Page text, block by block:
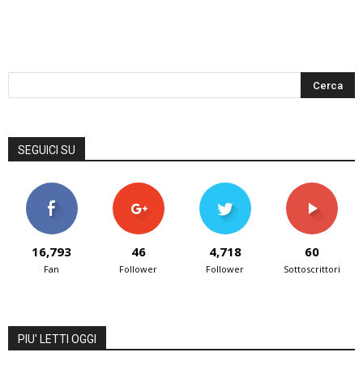
SEGUICI SU
16,793
Fan
46
Follower
4,718
Follower
60
Sottoscrittori
PIU' LETTI OGGI